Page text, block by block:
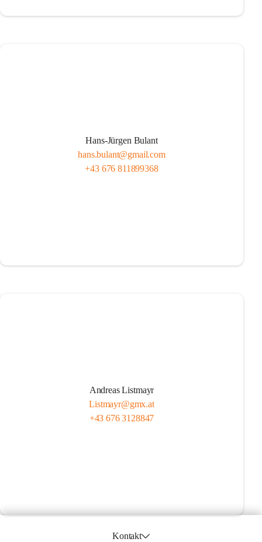
Hans-Jürgen Bulant
hans.bulant@gmail.com
+43 676 811899368
Andreas Listmayr
Listmayr@gmx.at
+43 676 3128847
Kontakt